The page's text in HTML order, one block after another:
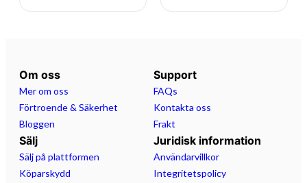
Om oss
Mer om oss
Förtroende & Säkerhet
Bloggen
Support
FAQs
Kontakta oss
Frakt
Sälj
Sälj på plattformen
Köparskydd
Juridisk information
Användarvillkor
Integritetspolicy